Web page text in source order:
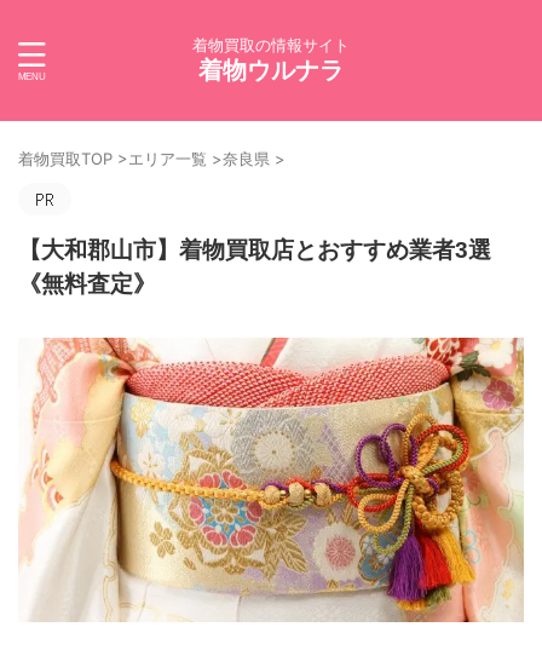
着物買取の情報サイト
着物ウルナラ
着物買取TOP >エリア一覧 >奈良県 >
【大和郡山市】着物買取店とおすすめ業者3選
《無料査定》